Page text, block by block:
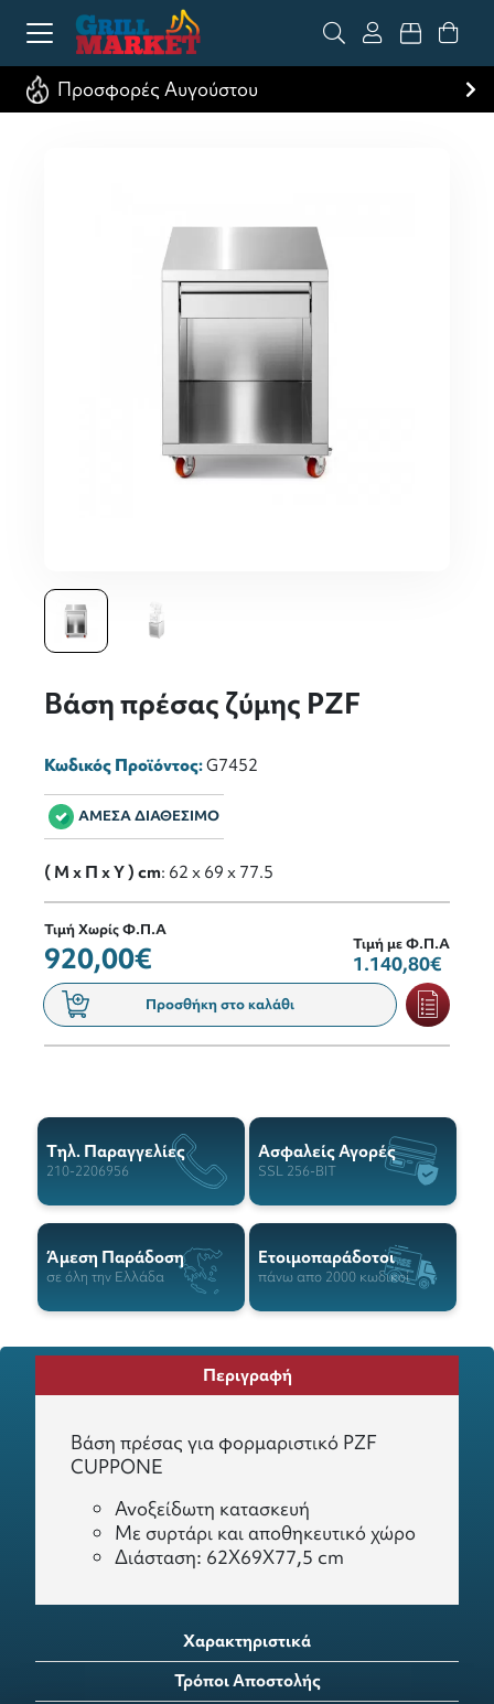
Προσφορές Αυγούστου
Βάση πρέσας ζύμης PZF
Κωδικός Προϊόντος:G7452
ΑΜΕΣΑ ΔΙΑΘΕΣΙΜΟ
( M x Π x Y ) cm: 62 x 69 x 77.5
Τιμή Χωρίς Φ.Π.Α
920,00€ Τιμή με Φ.Π.Α
1.140,80€
Προσθήκη στο καλάθι
Tηλ. Παραγγελίες
210-2206956
Ασφαλείς Αγορές
SSL 256-BIT
Άμεση Παράδοση
σε όλη την Ελλάδα
Ετοιμοπαράδοτοι
πάνω απο 2000 κωδικοί
Περιγραφή
Βάση πρέσας για φορμαριστικό PZF
CUPPONE
Ανοξείδωτη κατασκευή
Με συρτάρι και αποθηκευτικό χώρο
Διάσταση: 62Χ69Χ77,5 cm
Χαρακτηριστικά
Τρόποι Αποστολής